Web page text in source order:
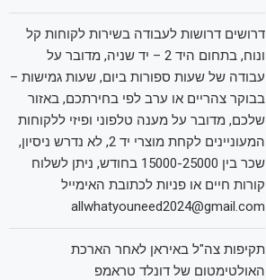
דרושים דרושות לעבודה בשירות לקוחות קל
ונוח, בתחום היד 2 – יד שניה, מדובר על
עבודה של שעות ספורות ביום, שעות גמישות –
בבוקר צהריים או ערב לפי בחירתכם, באזור
שלכם, מדובר על מענה טלפוני ופיזי ללקוחות
המעוניינים לקחת מוצרי יד 2, לא נדרש ניסיון,
שכר בין 15000-25000 בחודש, ניתן לשלוח
קורות חיים או פניות לכתובת האימייל
allwhatyouneed2024@gmail.com
תקיפות צה"ל באיראן לאחר הארכת
האולטימטום של דונלד טראמפ